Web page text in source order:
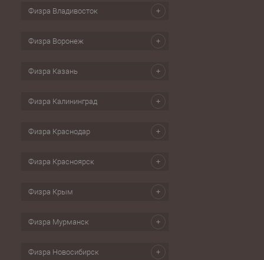
Физра Владивосток
Физра Воронеж
Физра Казань
Физра Калининград
Физра Краснодар
Физра Красноярск
Физра Крым
Физра Мурманск
Физра Новосибирск